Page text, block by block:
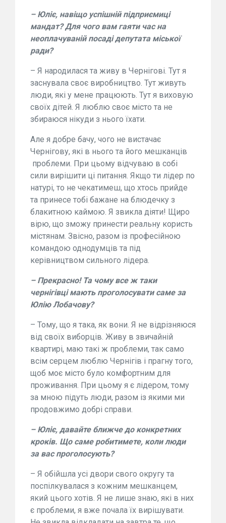
– Юліє, навіщо успішній підприємиці
мандат? Для чого вам гаяти час на
неоплачуваній посаді депутата міської
ради?
– Я народилася та живу в Чернігові. Тут я
заснувала своє виробництво. Тут живуть
люди, які у мене працюють. Тут я виховую
своїх дітей. Я люблю своє місто та не
збираюся нікуди з нього їхати.
Але я добре бачу, чого не вистачає
Чернігову, які в нього та його мешканців
проблеми. При цьому відчуваю в собі
сили вирішити ці питання. Якщо ти лідер по
натурі, то не чекатимеш, що хтось прийде
та принесе тобі бажане на блюдечку з
блакитною каймою. Я звикла діяти! Щиро
вірю, що зможу принести реальну користь
містянам. Звісно, разом із професійною
командою однодумців та під
керівництвом сильного лідера.
– Прекрасно! Та чому все ж таки
чернігівці мають проголосувати саме за
Юлію Лобачову?
– Тому, що я така, як вони. Я не відрізняюся
від своїх виборців. Живу в звичайній
квартирі, маю такі ж проблеми, так само
всім серцем люблю Чернігів і прагну того,
щоб моє місто було комфортним для
проживання. При цьому я є лідером, тому
за мною підуть люди, разом із якими ми
продовжимо добрі справи.
– Юліє, давайте ближче до конкретних
кроків. Що саме робитимете, коли люди
за вас проголосують?
– Я обійшла усі двори свого округу та
поспілкувалася з кожним мешканцем,
який цього хотів. Я не лише знаю, які в них
є проблеми, я вже почала їх вирішувати.